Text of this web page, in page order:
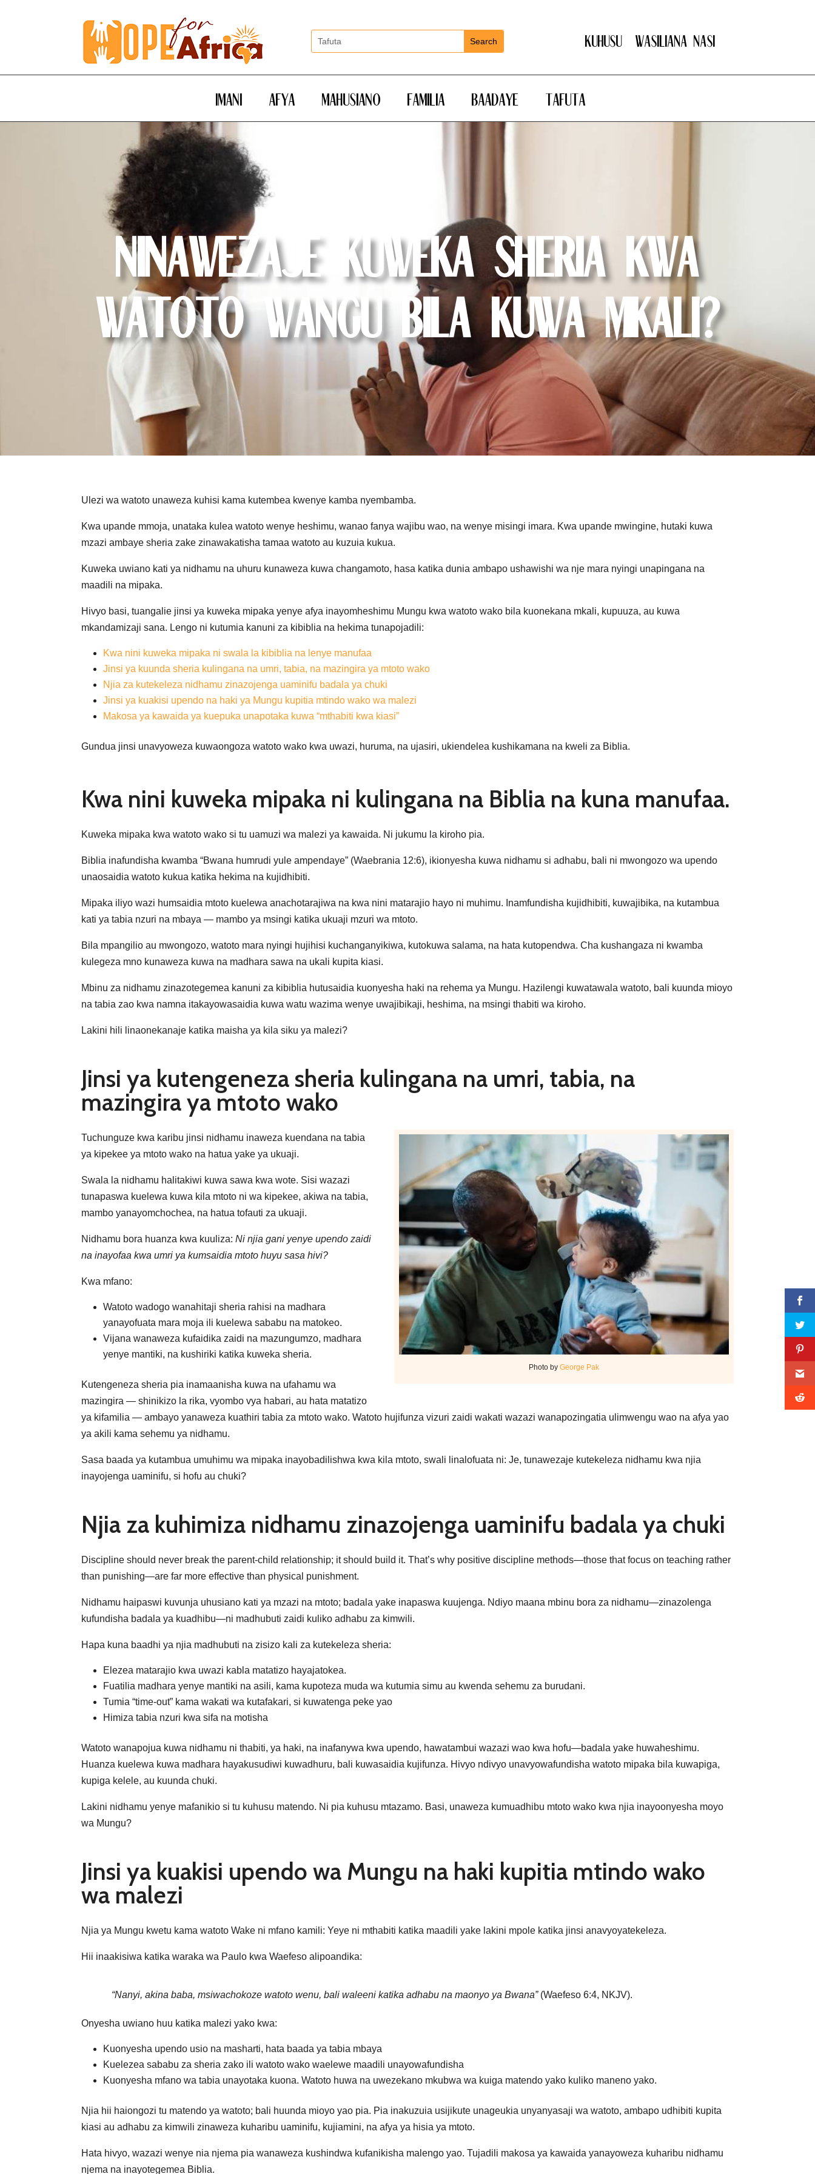
Kuhusu Wasiliana nasi
Imani Afya Mahusiano Familia Baadaye Tafuta
Ninawezaje Kuweka Sheria kwa
Watoto Wangu Bila Kuwa Mkali?
Ulezi wa watoto unaweza kuhisi kama kutembea kwenye kamba nyembamba.
Kwa upande mmoja, unataka kulea watoto wenye heshimu, wanao fanya wajibu wao, na wenye misingi imara. Kwa upande mwingine, hutaki kuwa
mzazi ambaye sheria zake zinawakatisha tamaa watoto au kuzuia kukua.
Kuweka uwiano kati ya nidhamu na uhuru kunaweza kuwa changamoto, hasa katika dunia ambapo ushawishi wa nje mara nyingi unapingana na
maadili na mipaka.
Hivyo basi, tuangalie jinsi ya kuweka mipaka yenye afya inayomheshimu Mungu kwa watoto wako bila kuonekana mkali, kupuuza, au kuwa
mkandamizaji sana. Lengo ni kutumia kanuni za kibiblia na hekima tunapojadili:
Kwa nini kuweka mipaka ni swala la kibiblia na lenye manufaa
Jinsi ya kuunda sheria kulingana na umri, tabia, na mazingira ya mtoto wako
Njia za kutekeleza nidhamu zinazojenga uaminifu badala ya chuki
Jinsi ya kuakisi upendo na haki ya Mungu kupitia mtindo wako wa malezi
Makosa ya kawaida ya kuepuka unapotaka kuwa “mthabiti kwa kiasi”
Gundua jinsi unavyoweza kuwaongoza watoto wako kwa uwazi, huruma, na ujasiri, ukiendelea kushikamana na kweli za Biblia.
Kwa nini kuweka mipaka ni kulingana na Biblia na kuna manufaa.
Kuweka mipaka kwa watoto wako si tu uamuzi wa malezi ya kawaida. Ni jukumu la kiroho pia.
Biblia inafundisha kwamba “Bwana humrudi yule ampendaye” (Waebrania 12:6), ikionyesha kuwa nidhamu si adhabu, bali ni mwongozo wa upendo
unaosaidia watoto kukua katika hekima na kujidhibiti.
Mipaka iliyo wazi humsaidia mtoto kuelewa anachotarajiwa na kwa nini matarajio hayo ni muhimu. Inamfundisha kujidhibiti, kuwajibika, na kutambua
kati ya tabia nzuri na mbaya — mambo ya msingi katika ukuaji mzuri wa mtoto.
Bila mpangilio au mwongozo, watoto mara nyingi hujihisi kuchanganyikiwa, kutokuwa salama, na hata kutopendwa. Cha kushangaza ni kwamba
kulegeza mno kunaweza kuwa na madhara sawa na ukali kupita kiasi.
Mbinu za nidhamu zinazotegemea kanuni za kibiblia hutusaidia kuonyesha haki na rehema ya Mungu. Hazilengi kuwatawala watoto, bali kuunda mioyo
na tabia zao kwa namna itakayowasaidia kuwa watu wazima wenye uwajibikaji, heshima, na msingi thabiti wa kiroho.
Lakini hili linaonekanaje katika maisha ya kila siku ya malezi?
Jinsi ya kutengeneza sheria kulingana na umri, tabia, na
mazingira ya mtoto wako
Photo by George Pak
Tuchunguze kwa karibu jinsi nidhamu inaweza kuendana na tabia
ya kipekee ya mtoto wako na hatua yake ya ukuaji.
Swala la nidhamu halitakiwi kuwa sawa kwa wote. Sisi wazazi
tunapaswa kuelewa kuwa kila mtoto ni wa kipekee, akiwa na tabia,
mambo yanayomchochea, na hatua tofauti za ukuaji.
Nidhamu bora huanza kwa kuuliza:Ni njia gani yenye upendo zaidi
na inayofaa kwa umri ya kumsaidia mtoto huyu sasa hivi?
Kwa mfano:
Watoto wadogo wanahitaji sheria rahisi na madhara
yanayofuata mara moja ili kuelewa sababu na matokeo.
Vijana wanaweza kufaidika zaidi na mazungumzo, madhara
yenye mantiki, na kushiriki katika kuweka sheria.
Kutengeneza sheria pia inamaanisha kuwa na ufahamu wa
mazingira — shinikizo la rika, vyombo vya habari, au hata matatizo
ya kifamilia — ambayo yanaweza kuathiri tabia za mtoto wako. Watoto hujifunza vizuri zaidi wakati wazazi wanapozingatia ulimwengu wao na afya yao
ya akili kama sehemu ya nidhamu.
Sasa baada ya kutambua umuhimu wa mipaka inayobadilishwa kwa kila mtoto, swali linalofuata ni: Je, tunawezaje kutekeleza nidhamu kwa njia
inayojenga uaminifu, si hofu au chuki?
Njia za kuhimiza nidhamu zinazojenga uaminifu badala ya chuki
Discipline should never break the parent-child relationship; it should build it. That’s why positive discipline methods—those that focus on teaching rather
than punishing—are far more effective than physical punishment.
Nidhamu haipaswi kuvunja uhusiano kati ya mzazi na mtoto; badala yake inapaswa kuujenga. Ndiyo maana mbinu bora za nidhamu—zinazolenga
kufundisha badala ya kuadhibu—ni madhubuti zaidi kuliko adhabu za kimwili.
Hapa kuna baadhi ya njia madhubuti na zisizo kali za kutekeleza sheria:
Elezea matarajio kwa uwazi kabla matatizo hayajatokea.
Fuatilia madhara yenye mantiki na asili, kama kupoteza muda wa kutumia simu au kwenda sehemu za burudani.
Tumia “time-out” kama wakati wa kutafakari, si kuwatenga peke yao
Himiza tabia nzuri kwa sifa na motisha
Watoto wanapojua kuwa nidhamu ni thabiti, ya haki, na inafanywa kwa upendo, hawatambui wazazi wao kwa hofu—badala yake huwaheshimu.
Huanza kuelewa kuwa madhara hayakusudiwi kuwadhuru, bali kuwasaidia kujifunza. Hivyo ndivyo unavyowafundisha watoto mipaka bila kuwapiga,
kupiga kelele, au kuunda chuki.
Lakini nidhamu yenye mafanikio si tu kuhusu matendo. Ni pia kuhusu mtazamo. Basi, unaweza kumuadhibu mtoto wako kwa njia inayoonyesha moyo
wa Mungu?
Jinsi ya kuakisi upendo wa Mungu na haki kupitia mtindo wako
wa malezi
Njia ya Mungu kwetu kama watoto Wake ni mfano kamili: Yeye ni mthabiti katika maadili yake lakini mpole katika jinsi anavyoyatekeleza.
Hii inaakisiwa katika waraka wa Paulo kwa Waefeso alipoandika:
“Nanyi, akina baba, msiwachokoze watoto wenu, bali waleeni katika adhabu na maonyo ya Bwana”(Waefeso 6:4, NKJV).
Onyesha uwiano huu katika malezi yako kwa:
Kuonyesha upendo usio na masharti, hata baada ya tabia mbaya
Kuelezea sababu za sheria zako ili watoto wako waelewe maadili unayowafundisha
Kuonyesha mfano wa tabia unayotaka kuona. Watoto huwa na uwezekano mkubwa wa kuiga matendo yako kuliko maneno yako.
Njia hii haiongozi tu matendo ya watoto; bali huunda mioyo yao pia. Pia inakuzuia usijikute unageukia unyanyasaji wa watoto, ambapo udhibiti kupita
kiasi au adhabu za kimwili zinaweza kuharibu uaminifu, kujiamini, na afya ya hisia ya mtoto.
Hata hivyo, wazazi wenye nia njema pia wanaweza kushindwa kufanikisha malengo yao. Tujadili makosa ya kawaida yanayoweza kuharibu nidhamu
njema na inayotegemea Biblia.